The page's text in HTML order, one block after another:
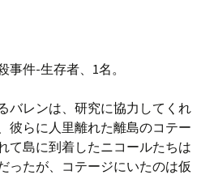
事件-生存者、1名。
バレンは、研究に協力してくれ
彼らに人里離れた離島のコテー
て島に到着したニコールたちは
ったが、コテージにいたのは仮